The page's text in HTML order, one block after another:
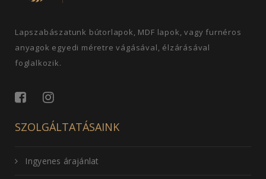
Lapszabászatunk bútorlapok, MDF lapok, vagy furnéros
anyagok egyedi méretre vágásával, élzárásával
foglalkozik.
SZOLGÁLTATÁSAINK
Ingyenes árajánlat